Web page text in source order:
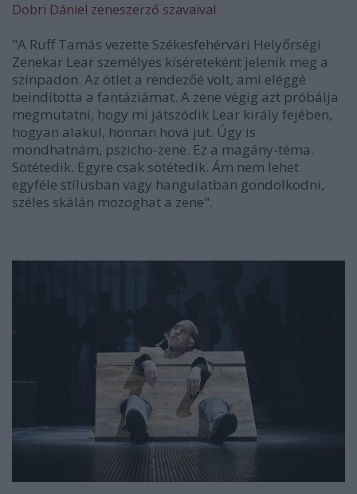
Dobri Dániel zeneszerző szavaival
"A Ruff Tamás vezette Székesfehérvári Helyőrségi
Zenekar Lear személyes kíséreteként jelenik meg a
színpadon. Az ötlet a rendezőé volt, ami eléggé
beindította a fantáziámat. A zene végig azt próbálja
megmutatni, hogy mi játszódik Lear király fejében,
hogyan alakul, honnan hová jut. Úgy is
mondhatnám, pszicho-zene. Ez a magány-téma.
Sötétedik. Egyre csak sötétedik. Ám nem lehet
egyféle stílusban vagy hangulatban gondolkodni,
széles skálán mozoghat a zene".